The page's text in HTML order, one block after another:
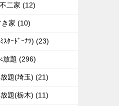
不二家 (12)
き家 (10)
ｽﾀｰﾄﾞｰﾅﾂ) (23)
放題 (296)
題(埼玉) (21)
題(栃木) (11)